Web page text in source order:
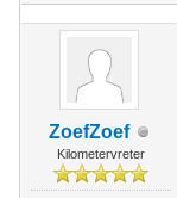
ZoefZoef
Kilometervreter